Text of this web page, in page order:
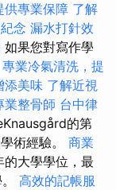
供專業保障 了解
念 漏水打針效
如果您對寫作學
專業冷氣清洗，提
添美味 了解近視
業整骨師 台中律
的第
術經驗。 商業
的大學學位，最
高效的記帳服